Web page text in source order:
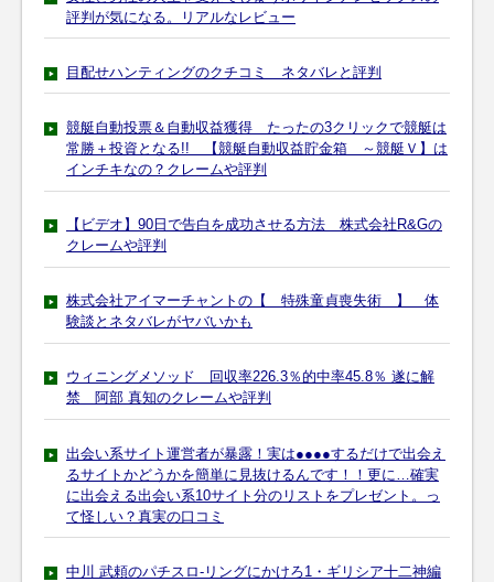
評判が気になる。リアルなレビュー
目配せハンティングのクチコミ ネタバレと評判
競艇自動投票＆自動収益獲得 たったの3クリックで競艇は
常勝＋投資となる!! 【競艇自動収益貯金箱 ～競艇Ｖ】は
インチキなの？クレームや評判
【ビデオ】90日で告白を成功させる方法 株式会社R&Gの
クレームや評判
株式会社アイマーチャントの【 特殊童貞喪失術 】 体
験談とネタバレがヤバいかも
ウィニングメソッド 回収率226.3％的中率45.8％ 遂に解
禁 阿部 真知のクレームや評判
出会い系サイト運営者が暴露！実は●●●●するだけで出会え
るサイトかどうかを簡単に見抜けるんです！！更に…確実
に出会える出会い系10サイト分のリストをプレゼント。っ
て怪しい？真実の口コミ
中川 武頼のパチスロ-リングにかけろ1・ギリシア十二神編